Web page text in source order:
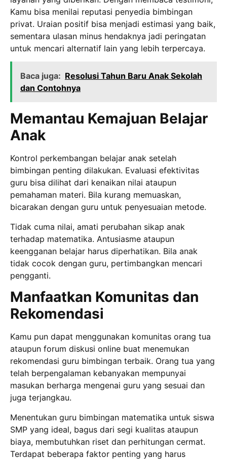
Kamu bisa menilai reputasi penyedia bimbingan
privat. Uraian positif bisa menjadi estimasi yang baik,
sementara ulasan minus hendaknya jadi peringatan
untuk mencari alternatif lain yang lebih terpercaya.
Baca juga: Resolusi Tahun Baru Anak Sekolah
dan Contohnya
Memantau Kemajuan Belajar
Anak
Kontrol perkembangan belajar anak setelah
bimbingan penting dilakukan. Evaluasi efektivitas
guru bisa dilihat dari kenaikan nilai ataupun
pemahaman materi. Bila kurang memuaskan,
bicarakan dengan guru untuk penyesuaian metode.
Tidak cuma nilai, amati perubahan sikap anak
terhadap matematika. Antusiasme ataupun
keengganan belajar harus diperhatikan. Bila anak
tidak cocok dengan guru, pertimbangkan mencari
pengganti.
Manfaatkan Komunitas dan
Rekomendasi
Kamu pun dapat menggunakan komunitas orang tua
ataupun forum diskusi online buat menemukan
rekomendasi guru bimbingan terbaik. Orang tua yang
telah berpengalaman kebanyakan mempunyai
masukan berharga mengenai guru yang sesuai dan
juga terjangkau.
Menentukan guru bimbingan matematika untuk siswa
SMP yang ideal, bagus dari segi kualitas ataupun
biaya, membutuhkan riset dan perhitungan cermat.
Terdapat beberapa faktor penting yang harus